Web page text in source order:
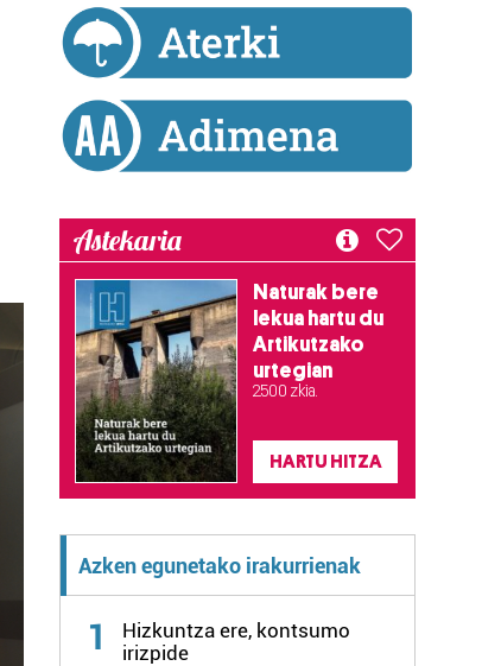
Astekaria
Naturak bere
lekua hartu du
Artikutzako
urtegian
2.500 zkia.
HARTU HITZA
Azken egunetako irakurrienak
1
Hizkuntza ere, kontsumo
irizpide